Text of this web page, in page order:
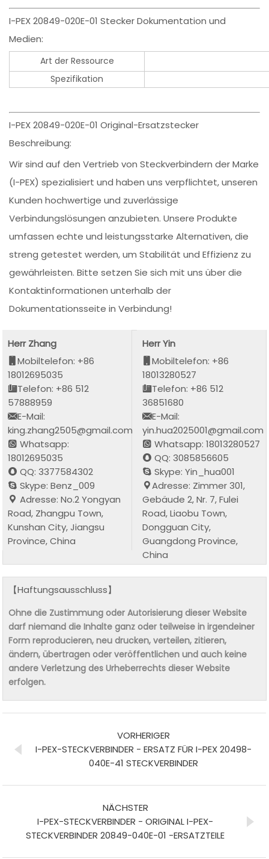
I-PEX 20849-020E-01 Stecker Dokumentation und
Medien:
Art der Ressource
Spezifikation
I-PEX 20849-020E-01 Original-Ersatzstecker
Beschreibung:
Wir sind auf den Vertrieb von Steckverbindern der Marke
(I-PEX) spezialisiert und haben uns verpflichtet, unseren
Kunden hochwertige und zuverlässige
Verbindungslösungen anzubieten. Unsere Produkte
umfassen echte und leistungsstarke Alternativen, die
streng getestet werden, um Stabilität und Effizienz zu
gewährleisten. Bitte setzen Sie sich mit uns über die
Kontaktinformationen unterhalb der
Dokumentationsseite in Verbindung!
Herr Zhang
Mobiltelefon: +86
18012695035
Telefon: +86 512
57888959
E-Mail:
king.zhang2505@gmail.com
Whatsapp:
18012695035
QQ: 3377584302
Skype: Benz_009
Adresse: No.2 Yongyan
Road, Zhangpu Town,
Kunshan City, Jiangsu
Province, China
Herr Yin
Mobiltelefon: +86
18013280527
Telefon: +86 512
36851680
E-Mail:
yin.hua2025001@gmail.com
Whatsapp: 18013280527
QQ: 3085856605
Skype: Yin_hua001
Adresse: Zimmer 301,
Gebäude 2, Nr. 7, Fulei
Road, Liaobu Town,
Dongguan City,
Guangdong Province,
China
【Haftungsausschluss】
Ohne die Zustimmung oder Autorisierung dieser Website
darf niemand die Inhalte ganz oder teilweise in irgendeiner
Form reproducieren, neu drucken, verteilen, zitieren,
ändern, übertragen oder veröffentlichen und auch keine
andere Verletzung des Urheberrechts dieser Website
erfolgen.
VORHERIGER
I-PEX-STECKVERBINDER - ERSATZ FÜR I-PEX 20498-
040E-41 STECKVERBINDER
NÄCHSTER
I-PEX-STECKVERBINDER - ORIGINAL I-PEX-
STECKVERBINDER 20849-040E-01 -ERSATZTEILE